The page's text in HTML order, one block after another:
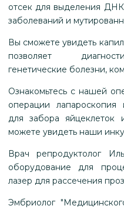
отсек для выделения
заболеваний и
Вы сможете увидеть
позволяет
генетические болезни,
Ознакомьтесь с нашей
операции лапароскопия
для забора
можете увидеть наши
Врач репродуктолог
оборудование для
лазер для рассечения
Эмбриолог